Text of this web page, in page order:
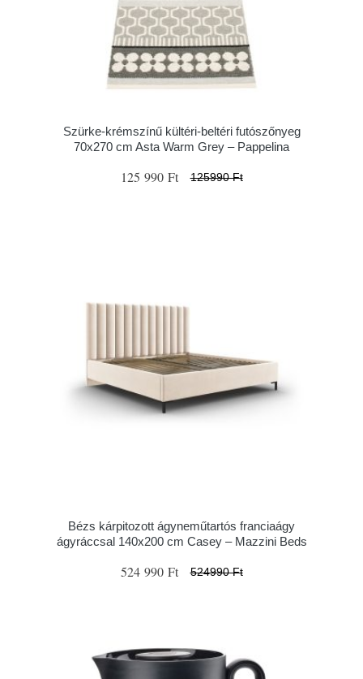
Szürke-krémszínű kültéri-beltéri futószőnyeg
70x270 cm Asta Warm Grey – Pappelina
125 990 Ft 125990 Ft
Bézs kárpitozott ágyneműtartós franciaágy
ágyráccsal 140x200 cm Casey – Mazzini Beds
524 990 Ft 524990 Ft